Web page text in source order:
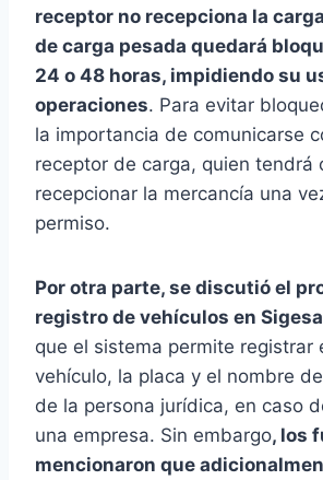
receptor no recepciona la
de carga pesada quedará
24 o 48 horas, impidiendo su
operaciones. Para evitar
la importancia de comunicarse
receptor de carga, quien tendrá
recepcionar la mercancía una
permiso.
Por otra parte, se discutió el
registro de vehículos en
que el sistema permite registrar
vehículo, la placa y el nombre
de la persona jurídica, en caso
una empresa. Sin embargo, los
mencionaron que